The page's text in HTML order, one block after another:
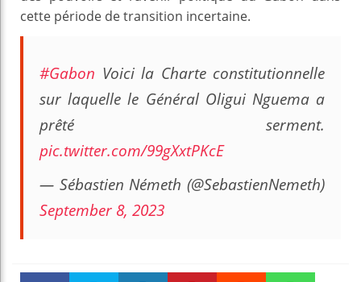
cette période de transition incertaine.
#Gabon Voici la Charte constitutionnelle
sur laquelle le Général Oligui Nguema a
prêté serment.
pic.twitter.com/99gXxtPKcE
— Sébastien Németh (@SebastienNemeth)
September 8, 2023